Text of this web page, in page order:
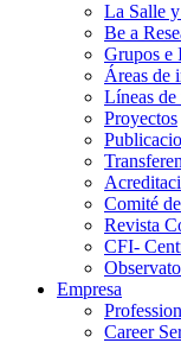
La Salle
Be a
Grupos e
Áreas de
Líneas
Proyectos
Comité
Revista
CFI-
Empresa
Career